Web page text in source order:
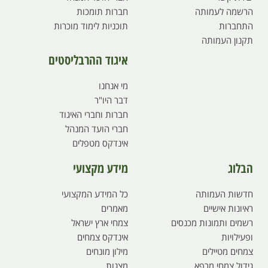
הרשמה לעמותה
התחברות
תקנון העמותה
חברות תומכות
תוכניות לימוד מוכרות
איגוד ההרבליסטים
מי אנחנו
דבר היו"ר
חברות וחברי האיגוד
חברי הועד המנהל
אינדקס מטפלים
הבלוג
חדשות העמותה
ראיונות אישיים
רשמים ותמונות מכנסים
ופעילויות
צמחים מטיילים
מידע מקצועי
כל המידע המקצועי
מאמרים
צמחי ארץ ישראל
אינדקס צמחים
מילון מונחים